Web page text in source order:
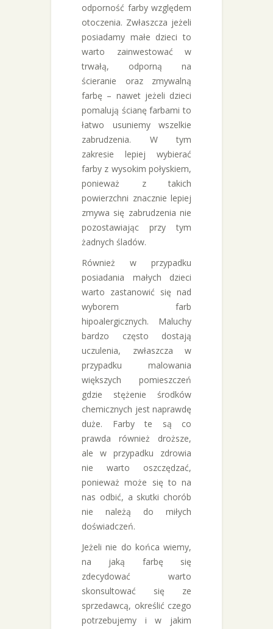
odporność farby względem
otoczenia. Zwłaszcza jeżeli
posiadamy małe dzieci to
warto zainwestować w
trwałą, odporną na
ścieranie oraz zmywalną
farbę – nawet jeżeli dzieci
pomalują ścianę farbami to
łatwo usuniemy wszelkie
zabrudzenia. W tym
zakresie lepiej wybierać
farby z wysokim połyskiem,
ponieważ z takich
powierzchni znacznie lepiej
zmywa się zabrudzenia nie
pozostawiając przy tym
żadnych śladów.
Również w przypadku
posiadania małych dzieci
warto zastanowić się nad
wyborem farb
hipoalergicznych. Maluchy
bardzo często dostają
uczulenia, zwłaszcza w
przypadku malowania
większych pomieszczeń
gdzie stężenie środków
chemicznych jest naprawdę
duże. Farby te są co
prawda również droższe,
ale w przypadku zdrowia
nie warto oszczędzać,
ponieważ może się to na
nas odbić, a skutki chorób
nie należą do miłych
doświadczeń.
Jeżeli nie do końca wiemy,
na jaką farbę się
zdecydować warto
skonsultować się ze
sprzedawcą, określić czego
potrzebujemy i w jakim